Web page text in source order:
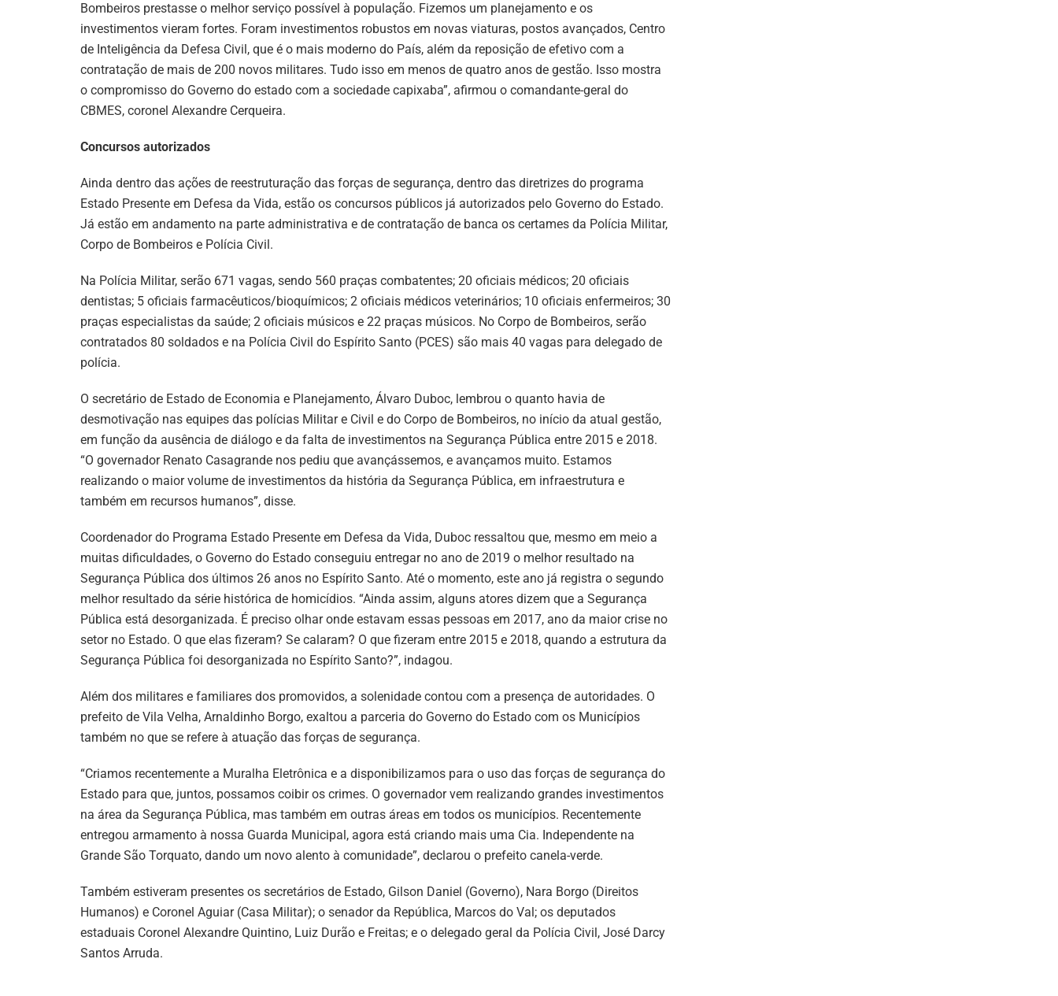
Bombeiros prestasse o melhor serviço possível à população. Fizemos um planejamento e os
investimentos vieram fortes. Foram investimentos robustos em novas viaturas, postos avançados, Centro
de Inteligência da Defesa Civil, que é o mais moderno do País, além da reposição de efetivo com a
contratação de mais de 200 novos militares. Tudo isso em menos de quatro anos de gestão. Isso mostra
o compromisso do Governo do estado com a sociedade capixaba”, afirmou o comandante-geral do
CBMES, coronel Alexandre Cerqueira.
Concursos autorizados
Ainda dentro das ações de reestruturação das forças de segurança, dentro das diretrizes do programa
Estado Presente em Defesa da Vida, estão os concursos públicos já autorizados pelo Governo do Estado.
Já estão em andamento na parte administrativa e de contratação de banca os certames da Polícia Militar,
Corpo de Bombeiros e Polícia Civil.
Na Polícia Militar, serão 671 vagas, sendo 560 praças combatentes; 20 oficiais médicos; 20 oficiais
dentistas; 5 oficiais farmacêuticos/bioquímicos; 2 oficiais médicos veterinários; 10 oficiais enfermeiros; 30
praças especialistas da saúde; 2 oficiais músicos e 22 praças músicos. No Corpo de Bombeiros, serão
contratados 80 soldados e na Polícia Civil do Espírito Santo (PCES) são mais 40 vagas para delegado de
polícia.
O secretário de Estado de Economia e Planejamento, Álvaro Duboc, lembrou o quanto havia de
desmotivação nas equipes das polícias Militar e Civil e do Corpo de Bombeiros, no início da atual gestão,
em função da ausência de diálogo e da falta de investimentos na Segurança Pública entre 2015 e 2018.
“O governador Renato Casagrande nos pediu que avançássemos, e avançamos muito. Estamos
realizando o maior volume de investimentos da história da Segurança Pública, em infraestrutura e
também em recursos humanos”, disse.
Coordenador do Programa Estado Presente em Defesa da Vida, Duboc ressaltou que, mesmo em meio a
muitas dificuldades, o Governo do Estado conseguiu entregar no ano de 2019 o melhor resultado na
Segurança Pública dos últimos 26 anos no Espírito Santo. Até o momento, este ano já registra o segundo
melhor resultado da série histórica de homicídios. “Ainda assim, alguns atores dizem que a Segurança
Pública está desorganizada. É preciso olhar onde estavam essas pessoas em 2017, ano da maior crise no
setor no Estado. O que elas fizeram? Se calaram? O que fizeram entre 2015 e 2018, quando a estrutura da
Segurança Pública foi desorganizada no Espírito Santo?”, indagou.
Além dos militares e familiares dos promovidos, a solenidade contou com a presença de autoridades. O
prefeito de Vila Velha, Arnaldinho Borgo, exaltou a parceria do Governo do Estado com os Municípios
também no que se refere à atuação das forças de segurança.
“Criamos recentemente a Muralha Eletrônica e a disponibilizamos para o uso das forças de segurança do
Estado para que, juntos, possamos coibir os crimes. O governador vem realizando grandes investimentos
na área da Segurança Pública, mas também em outras áreas em todos os municípios. Recentemente
entregou armamento à nossa Guarda Municipal, agora está criando mais uma Cia. Independente na
Grande São Torquato, dando um novo alento à comunidade”, declarou o prefeito canela-verde.
Também estiveram presentes os secretários de Estado, Gilson Daniel (Governo), Nara Borgo (Direitos
Humanos) e Coronel Aguiar (Casa Militar); o senador da República, Marcos do Val; os deputados
estaduais Coronel Alexandre Quintino, Luiz Durão e Freitas; e o delegado geral da Polícia Civil, José Darcy
Santos Arruda.